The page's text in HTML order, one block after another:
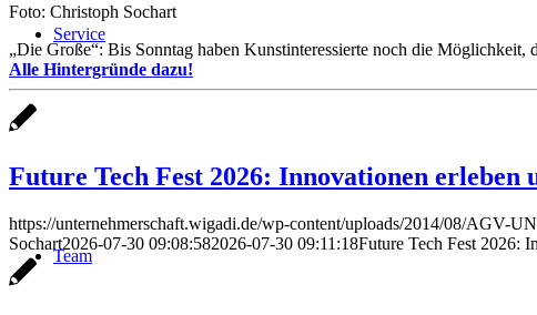
Service
Team
Foto: Christoph Sochart
„Die Große“: Bis Sonntag haben Kunstinteressierte noch die
Alle Hintergründe dazu!
Future Tech Fest 2026: Innovationen erleben
https://unternehmerschaft.wigadi.de/wp-content/uploads/2014/08/AGV-
Sochart2026-07-30 09:08:582026-07-30 09:11:18Future Tech Fest 2026: